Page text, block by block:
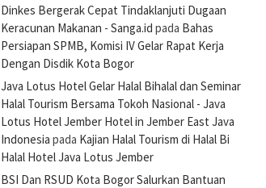
Dinkes Bergerak Cepat Tindaklanjuti Dugaan
Keracunan Makanan - Sanga.id pada Bahas
Persiapan SPMB, Komisi IV Gelar Rapat Kerja
Dengan Disdik Kota Bogor
Java Lotus Hotel Gelar Halal Bihalal dan Seminar
Halal Tourism Bersama Tokoh Nasional - Java
Lotus Hotel Jember Hotel in Jember East Java
Indonesia pada Kajian Halal Tourism di Halal Bi
Halal Hotel Java Lotus Jember
BSI Dan RSUD Kota Bogor Salurkan Bantuan